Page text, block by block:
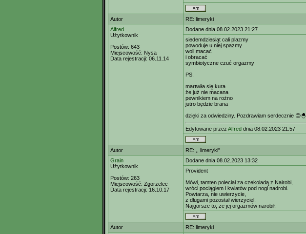
Autor
RE: limeryki
Alfred
Użytkownik
Postów: 643
Miejscowość: Nysa
Data rejestracji: 06.11.14
Dodane dnia 08.02.2023 21:27
siedemdziesiąt cali plazmy
powoduje u niej spazmy
woli macać
i obracać
symbiotyczne czuć orgazmy
PS.
martwiła się kura
że już nie macana
pewnikiem na rożno
jutro będzie brana
dzięki za odwiedziny. Pozdrawiam serdecznie 😊🐣
Edytowane przez Alfred dnia 08.02.2023 21:57
Autor
RE: ,, limeryki"
Grain
Użytkownik
Postów: 263
Miejscowość: Zgorzelec
Data rejestracji: 16.10.17
Dodane dnia 08.02.2023 13:32
Provident
Mówi, tamten poleciał za czekoladą z Nairobi,
wróci pociągiem i kwiatów pod nogi nadrobi.
Powtarza, nie uwierzycie,
z długami pozostał wierzyciel.
Najgorsze to, że jej orgazmów narobił.
Autor
RE: limeryki